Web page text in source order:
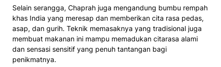
Selain serangga, Chaprah juga mengandung bumbu rempah
khas India yang meresap dan memberikan cita rasa pedas,
asap, dan gurih. Teknik memasaknya yang tradisional juga
membuat makanan ini mampu memadukan citarasa alami
dan sensasi sensitif yang penuh tantangan bagi
penikmatnya.